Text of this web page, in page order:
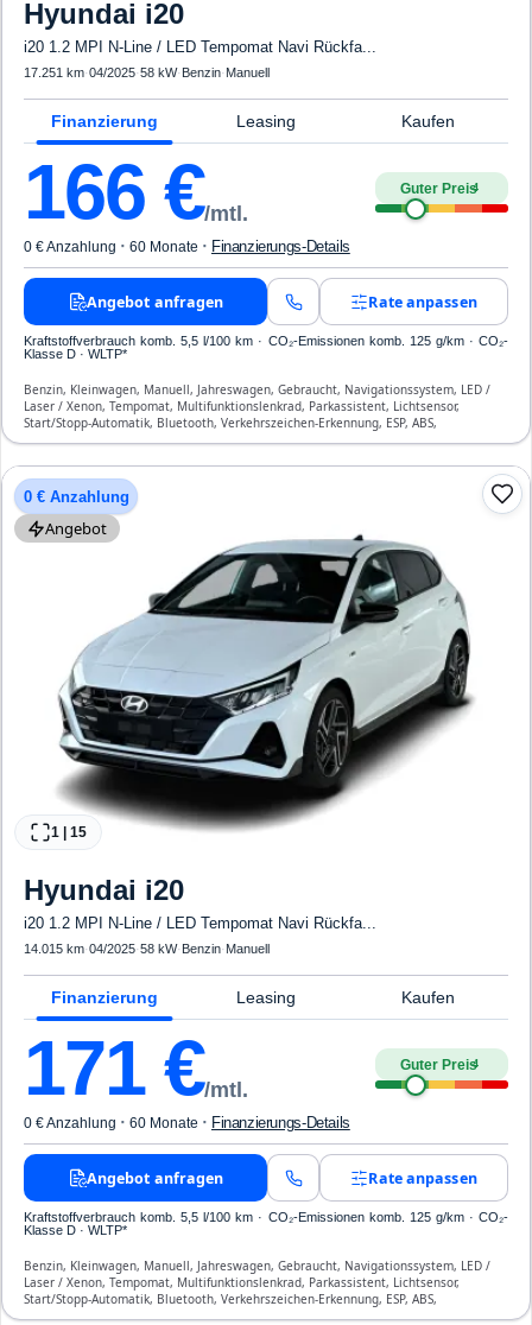
Hyundai i20
i20 1.2 MPI N-Line / LED Tempomat Navi Rückfa...
17.251 km·04/2025·58 kW· Benzin· Manuell
Finanzierung Leasing Kaufen
166 €/mtl.
Guter Preis4
0 € Anzahlung · 60 Monate · Finanzierungs-Details
Angebot anfragen Rate anpassen
Kraftstoffverbrauch komb. 5,5 l/100 km · CO₂-Emissionen komb. 125 g/km · CO₂-
Klasse D · WLTP*
Benzin, Kleinwagen, Manuell, Jahreswagen, Gebraucht, Navigationssystem, LED /
Laser / Xenon, Tempomat, Multifunktionslenkrad, Parkassistent, Lichtsensor,
Start/Stopp-Automatik, Bluetooth, Verkehrszeichen-Erkennung, ESP, ABS,
Klimaanlage, Airbag
0 € Anzahlung
Angebot
1 15
Hyundai i20
i20 1.2 MPI N-Line / LED Tempomat Navi Rückfa...
14.015 km·04/2025·58 kW· Benzin· Manuell
Finanzierung Leasing Kaufen
171€/mtl.
Guter Preis4
0 € Anzahlung · 60 Monate · Finanzierungs-Details
Angebot anfragen Rate anpassen
Kraftstoffverbrauch komb. 5,5 l/100 km · CO₂-Emissionen komb. 125 g/km · CO₂-
Klasse D · WLTP*
Benzin, Kleinwagen, Manuell, Jahreswagen, Gebraucht, Navigationssystem, LED /
Laser / Xenon, Tempomat, Multifunktionslenkrad, Parkassistent, Lichtsensor,
Start/Stopp-Automatik, Bluetooth, Verkehrszeichen-Erkennung, ESP, ABS,
Klimaanlage, Airbag